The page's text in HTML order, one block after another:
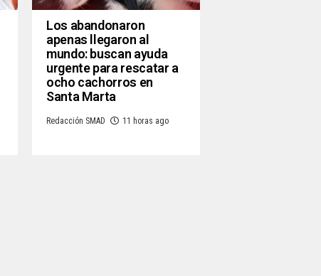
Los abandonaron
apenas llegaron al
mundo: buscan ayuda
urgente para rescatar a
ocho cachorros en
Santa Marta
Redacción SMAD 11 horas ago